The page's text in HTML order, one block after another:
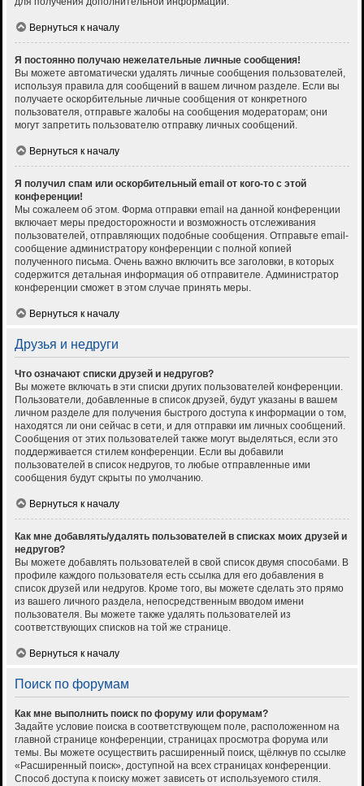
Вернуться к началу
Я постоянно получаю нежелательные личные сообщения!
Вы можете автоматически удалять личные сообщения пользователей,
используя правила для сообщений в вашем личном разделе. Если вы
получаете оскорбительные личные сообщения от конкретного
пользователя, отправьте жалобы на сообщения модераторам; они
могут запретить пользователю отправку личных сообщений.
Вернуться к началу
Я получил спам или оскорбительный email от кого-то с этой
конференции!
Мы сожалеем об этом. Форма отправки email на данной конференции
включает меры предосторожности и возможность отслеживания
пользователей, отправляющих подобные сообщения. Отправьте email-
сообщение администратору конференции с полной копией
полученного письма. Очень важно включить все заголовки, в которых
содержится детальная информация об отправителе. Администратор
конференции сможет в этом случае принять меры.
Вернуться к началу
Друзья и недруги
Что означают списки друзей и недругов?
Вы можете включать в эти списки других пользователей конференции.
Пользователи, добавленные в список друзей, будут указаны в вашем
личном разделе для получения быстрого доступа к информации о том,
находятся ли они сейчас в сети, и для отправки им личных сообщений.
Сообщения от этих пользователей также могут выделяться, если это
поддерживается стилем конференции. Если вы добавили
пользователей в список недругов, то любые отправленные ими
сообщения будут скрыты по умолчанию.
Вернуться к началу
Как мне добавлять/удалять пользователей в списках моих друзей и
недругов?
Вы можете добавлять пользователей в свой список двумя способами. В
профиле каждого пользователя есть ссылка для его добавления в
список друзей или недругов. Кроме того, вы можете сделать это прямо
из вашего личного раздела, непосредственным вводом имени
пользователя. Вы можете также удалять пользователей из
соответствующих списков на той же странице.
Вернуться к началу
Поиск по форумам
Как мне выполнить поиск по форуму или форумам?
Задайте условие поиска в соответствующем поле, расположенном на
главной странице конференции, страницах просмотра форума или
темы. Вы можете осуществить расширенный поиск, щёлкнув по ссылке
«Расширенный поиск», доступной на всех страницах конференции.
Способ доступа к поиску может зависеть от используемого стиля.